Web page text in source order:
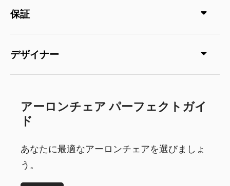
保証
デザイナー
アーロンチェア パーフェクトガイ
ド
あなたに最適なアーロンチェアを選びましょ
う。